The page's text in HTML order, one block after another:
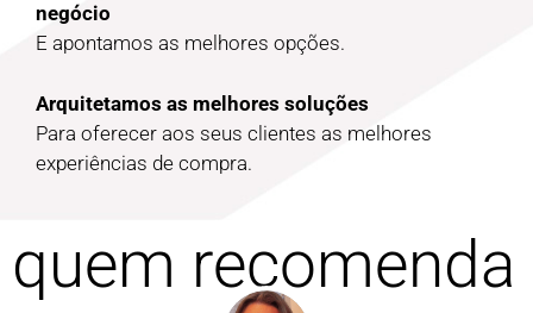
negócio
E apontamos as melhores opções.
Arquitetamos as melhores soluções
Para oferecer aos seus clientes as melhores
experiências de compra.
quem recomenda